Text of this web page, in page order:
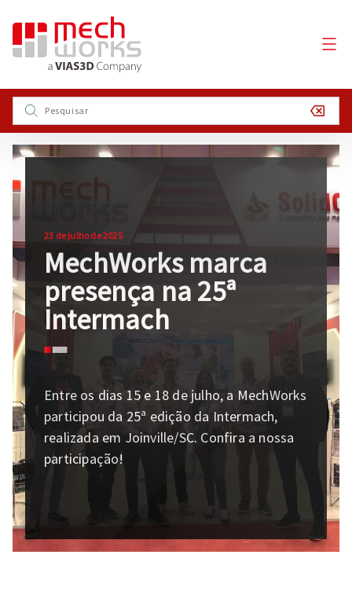
23 de julho de 2025
MechWorks marca
presença na 25ª
Intermach
Entre os dias 15 e 18 de julho, a MechWorks
participou da 25ª edição da Intermach,
realizada em Joinville/SC. Confira a nossa
participação!